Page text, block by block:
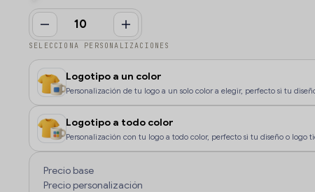
SELECCIONA PERSONALIZACIONES
Logotipo a un color
Personalización de tu logo a un solo color a elegir, perfecto si tu
Logotipo a todo color
Personalización con tu logo a todo color, perfecto si tu diseño o logo
Precio base
Precio personalización